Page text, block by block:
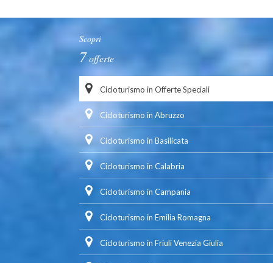
Scopri
7offerte
Cicloturismo in Offerte Speciali
Cicloturismo in Abruzzo
Cicloturismo in Basilicata
Cicloturismo in Calabria
Cicloturismo in Campania
Cicloturismo in Emilia Romagna
Cicloturismo in Friuli Venezia Giulia